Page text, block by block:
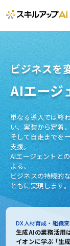
ビジネスを
AIエージ
単なる導入では終
い、実装から定着、
そして自走までを
支援。
AIエージェントと
よる、
ビジネスの持続的
ともに実現します。
DX人材育成・組織
生成AIの業務活用
イオンに学ぶ ｢生